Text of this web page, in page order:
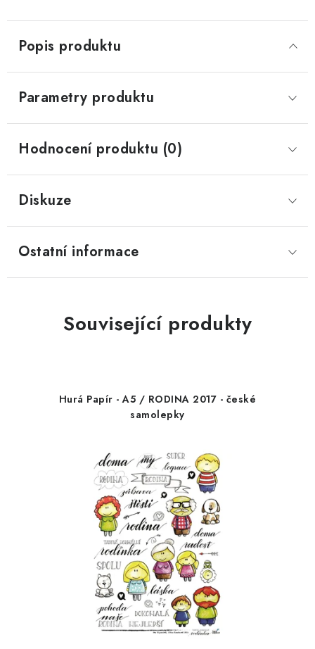
Popis produktu
Parametry produktu
Hodnocení produktu (0)
Diskuze
Ostatní informace
Související produkty
Hurá Papír - A5 / RODINA 2017 - české
samolepky